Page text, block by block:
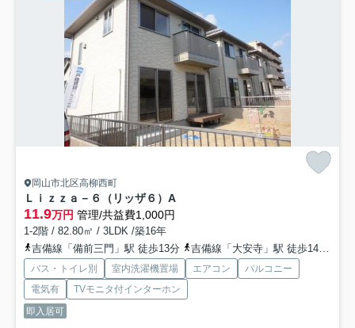
岡山市北区高柳西町
Ｌｉｚｚａ－６（リッザ６） A
11.9万円 管理/共益費1,000円
1-2階 / 82.80㎡ / 3LDK /築16年
吉備線「備前三門」駅 徒歩13分
吉備線「大安寺」駅 徒歩14分
バス・トイレ別 室内洗濯機置場 エアコン
バルコニー
電気有
TVモニタ付インターホン
即入居可